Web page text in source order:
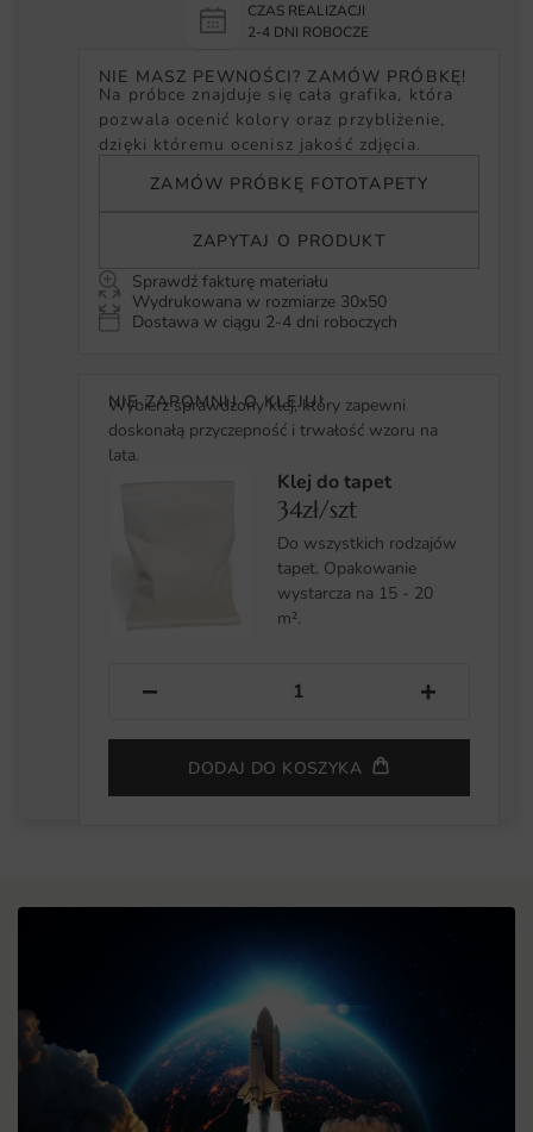
CZAS REALIZACJI
2-4 DNI ROBOCZE
NIE MASZ PEWNOŚCI? ZAMÓW PRÓBKĘ!
Na próbce znajduje się cała grafika, która
pozwala ocenić kolory oraz przybliżenie,
dzięki któremu ocenisz jakość zdjęcia.
ZAMÓW PRÓBKĘ FOTOTAPETY
ZAPYTAJ O PRODUKT
Sprawdź fakturę materiału
Wydrukowana w rozmiarze 30x50
Dostawa w ciągu 2-4 dni roboczych
NIE ZAPOMNIJ O KLEJU!
Wybierz sprawdzony klej, który zapewni
doskonałą przyczepność i trwałość wzoru na
lata.
Klej do tapet
34zł/szt
Do wszystkich rodzajów
tapet. Opakowanie
wystarcza na 15 - 20
m².
− +
DODAJ DO KOSZYKA